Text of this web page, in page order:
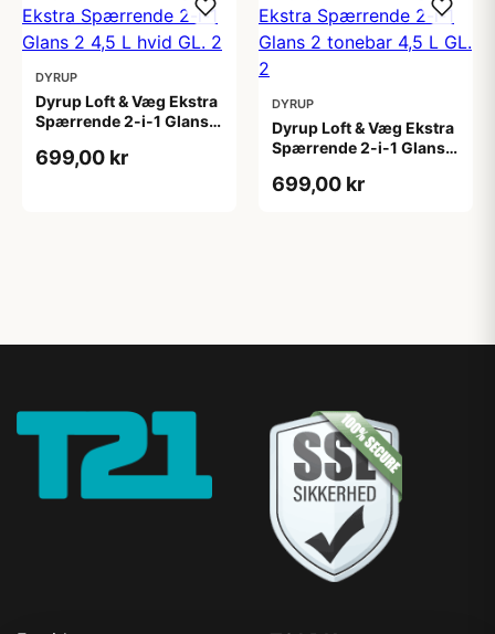
DYRUP
Dyrup Loft & Væg Ekstra
Spærrende 2-i-1 Glans 2
699,00 kr
DYRUP
Dyrup Loft & Væg Ekstra
Spærrende 2-i-1 Glans 2
699,00 kr